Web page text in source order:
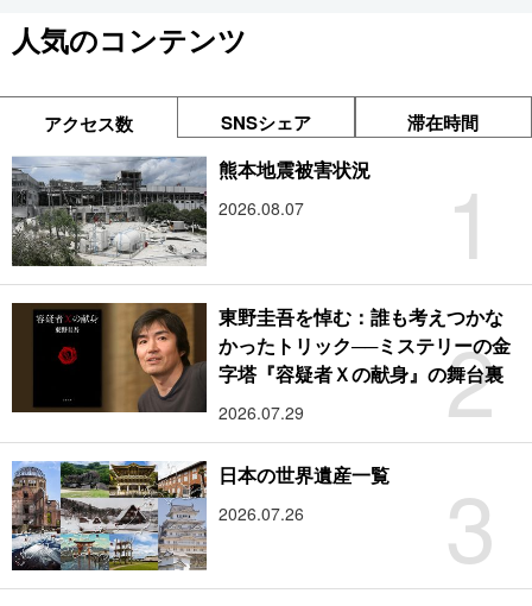
人気のコンテンツ
アクセス数 SNSシェア 滞在時間
1
熊本地震被害状況
2026.08.07
2
東野圭吾を悼む：誰も考えつかな
かったトリック──ミステリーの金
字塔『容疑者Ｘの献身』の舞台裏
2026.07.29
3
日本の世界遺産一覧
2026.07.26